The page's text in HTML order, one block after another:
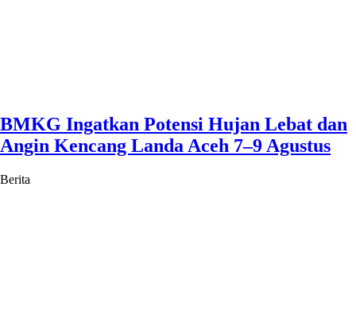
BMKG Ingatkan Potensi Hujan Lebat dan
Angin Kencang Landa Aceh 7–9 Agustus
Berita